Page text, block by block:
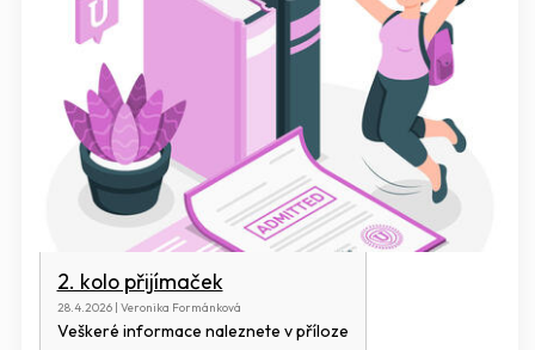
2. kolo přijímaček
28.4.2026 | Veronika Formánková
Veškeré informace naleznete v příloze